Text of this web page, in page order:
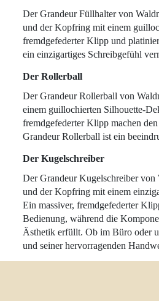
Der Grandeur Füllhalter von
und der Kopfring mit einem
fremdgefederter Klipp und
ein einzigartiges Schreibgefühl
Der Rollerball
Der Grandeur Rollerball von
einem guillochierten Silhouette-
fremdgefederter Klipp machen
Grandeur Rollerball ist ein
Der Kugelschreiber
Der Grandeur Kugelschreiber von
und der Kopfring mit einem
Ein massiver, fremdgefederter
Bedienung, während die
Ästhetik erfüllt. Ob im Büro oder
und seiner hervorragenden